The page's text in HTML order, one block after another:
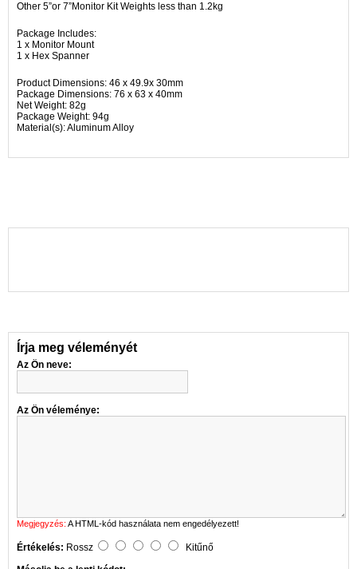
Other 5”or 7”Monitor Kit Weights less than 1.2kg
Package Includes:
1 x Monitor Mount
1 x Hex Spanner
Product Dimensions: 46 x 49.9x 30mm
Package Dimensions: 76 x 63 x 40mm
Net Weight: 82g
Package Weight: 94g
Material(s): Aluminum Alloy
Írja meg véleményét
Az Ön neve:
Az Ön véleménye:
Megjegyzés: A HTML-kód használata nem engedélyezett!
Értékelés: Rossz
Kitűnő